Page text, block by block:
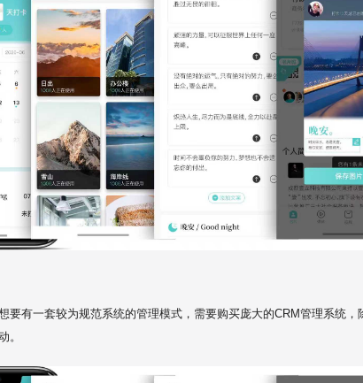
有一套较为规范系统的管理模式，需要购买庞大的CRM管理系统
。